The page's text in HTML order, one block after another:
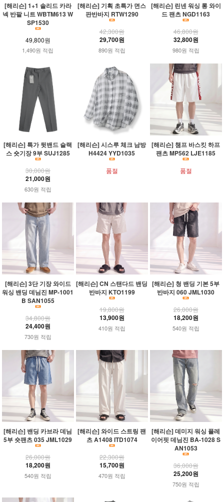
[해리슨] 1+1 솔리드 카라
넥 반팔 니트 WBTM613 W
SP1530
49,800원
1,490원 적립
[해리슨] 기획 초특가 면스
판반바지 RTW1290
42,300원
29,700원
890원 적립
[해리슨] 린넨 워싱 롱 와이
드 팬츠 NGD1163
46,800원
32,800원
980원 적립
[해리슨] 특가 뒷밴드 슬랙
스 숏기장 9부 SUJ1285
30,000원
21,000원
630원 적립
[해리슨] 시스루 체크 남방
H4424 YYD1035
품절
[해리슨] 챔프 바스킷 하프
팬츠 MP562 LJE1185
품절
[해리슨] 3단 기장 와이드
워싱 밴딩 데님진 MP-1001
B SAN1055
34,800원
24,400원
730원 적립
[해리슨] CN 스탠다드 밴딩
반바지 KTO1199
19,800원
13,900원
410원 적립
[해리슨] 청 밴딩 기본 5부
반바지 060 JML1030
26,000원
18,200원
540원 적립
[해리슨] 밴딩 카브라 데님
5부 숏팬츠 035 JML1029
26,000원
18,200원
540원 적립
[해리슨] 와이드 스트링 팬
츠 A1408 ITD1074
22,300원
15,700원
470원 적립
[해리슨] 데미지 워싱 플레
이어핏 데님진 BA-1028 S
AN1053
36,000원
25,200원
750원 적립